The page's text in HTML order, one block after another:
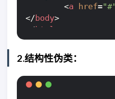
<a href=
</body>
</html
2.结构性伪类：